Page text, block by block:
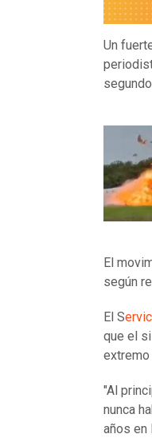
Un
El
según
El S
que el
"Al
nunca
años en